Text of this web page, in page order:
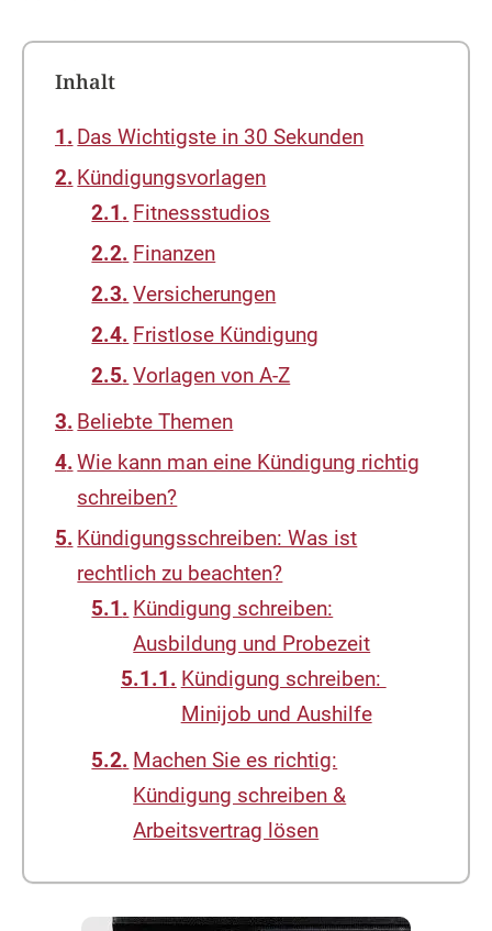
Inhalt
Das Wichtigste in 30 Sekunden
Kündigungsvorlagen
Fitnessstudios
Finanzen
Versicherungen
Fristlose Kündigung
Vorlagen von A-Z
Beliebte Themen
Wie kann man eine Kündigung richtig
schreiben?
Kündigungsschreiben: Was ist
rechtlich zu beachten?
Kündigung schreiben:
Ausbildung und Probezeit
Kündigung schreiben:
Minijob und Aushilfe
Machen Sie es richtig:
Kündigung schreiben &
Arbeitsvertrag lösen